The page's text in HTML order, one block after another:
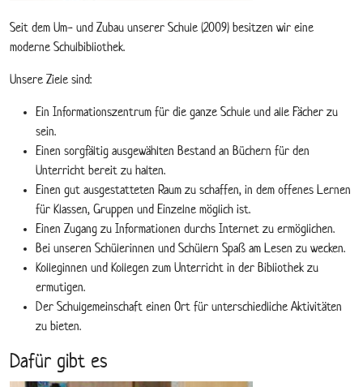
Seit dem Um- und Zubau unserer Schule (2009) besitzen wir eine
moderne Schulbibliothek.
Unsere Ziele sind:
Ein Informationszentrum für die ganze Schule und alle Fächer zu
sein.
Einen sorgfältig ausgewählten Bestand an Büchern für den
Unterricht bereit zu halten.
Einen gut ausgestatteten Raum zu schaffen, in dem offenes Lernen
für Klassen, Gruppen und Einzelne möglich ist.
Einen Zugang zu Informationen durchs Internet zu ermöglichen.
Bei unseren Schülerinnen und Schülern Spaß am Lesen zu wecken.
Kolleginnen und Kollegen zum Unterricht in der Bibliothek zu
ermutigen.
Der Schulgemeinschaft einen Ort für unterschiedliche Aktivitäten
zu bieten.
Dafür gibt es